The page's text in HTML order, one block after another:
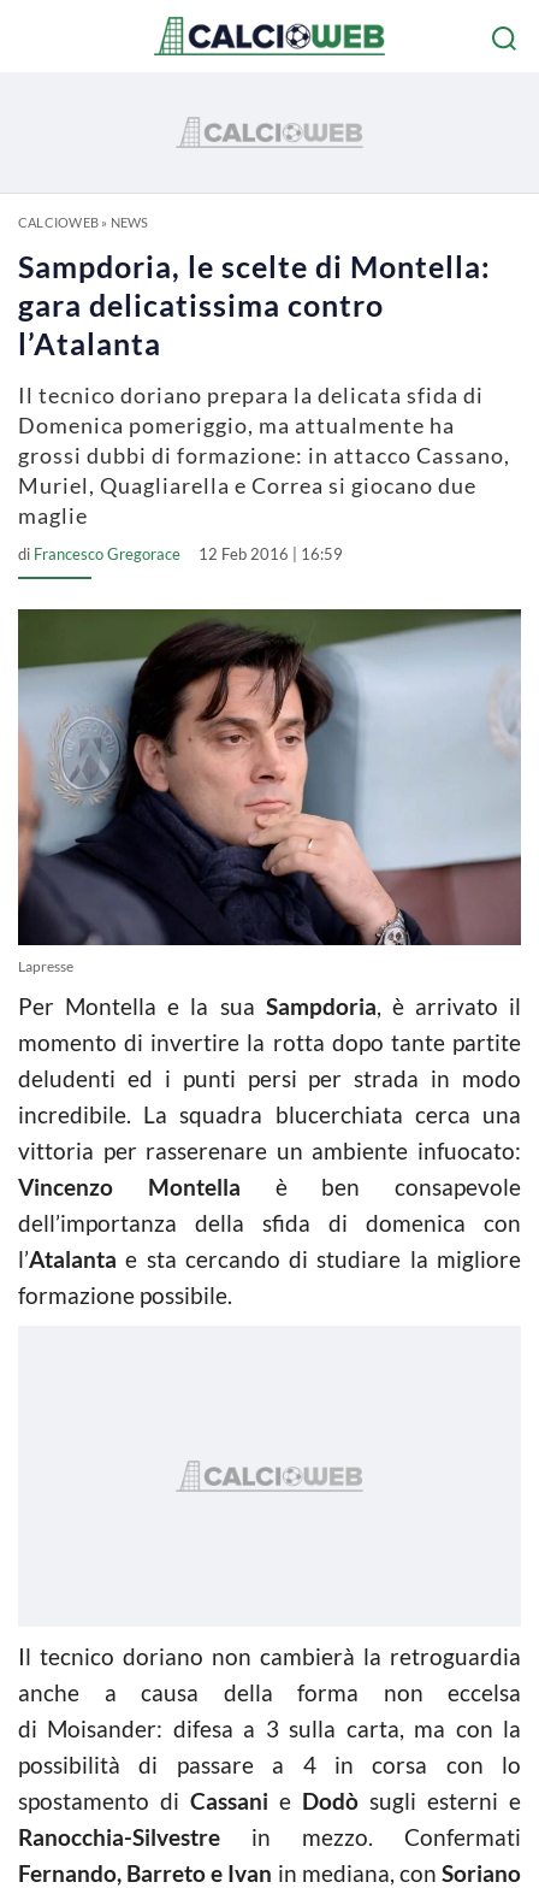
CALCIOWEB» NEWS
Sampdoria, le scelte di Montella:
gara delicatissima contro
l’Atalanta
Il tecnico doriano prepara la delicata sfida di
Domenica pomeriggio, ma attualmente ha
grossi dubbi di formazione: in attacco Cassano,
Muriel, Quagliarella e Correa si giocano due
maglie
di Francesco Gregorace 12 Feb 2016 | 16:59
Lapresse
Per Montella e la sua Sampdoria, è arrivato il
momento di invertire la rotta dopo tante partite
deludenti ed i punti persi per strada in modo
incredibile. La squadra blucerchiata cerca una
vittoria per rasserenare un ambiente infuocato:
Vincenzo Montella è ben consapevole
dell’importanza della sfida di domenica con
l’Atalanta e sta cercando di studiare la migliore
formazione possibile.
Il tecnico doriano non cambierà la retroguardia
anche a causa della forma non eccelsa
di Moisander: difesa a 3 sulla carta, ma con la
possibilità di passare a 4 in corsa con lo
spostamento di Cassani e Dodò sugli esterni e
Ranocchia-Silvestre in mezzo. Confermati
Fernando, Barreto e Ivan in mediana, conSoriano